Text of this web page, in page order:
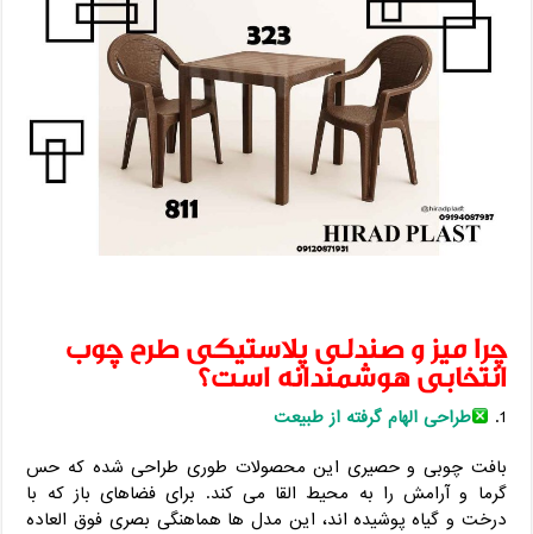
چرا میز و صندلی پلاستیکی طرح چوب
انتخابی هوشمندانه است؟
طراحی الهام‌ گرفته از طبیعت
بافت چوبی و حصیری این محصولات طوری طراحی شده که حس
گرما و آرامش را به محیط القا می ‌کند. برای فضاهای باز که با
درخت و گیاه پوشیده ‌اند، این مدل ‌ها هماهنگی بصری فوق ‌العاده